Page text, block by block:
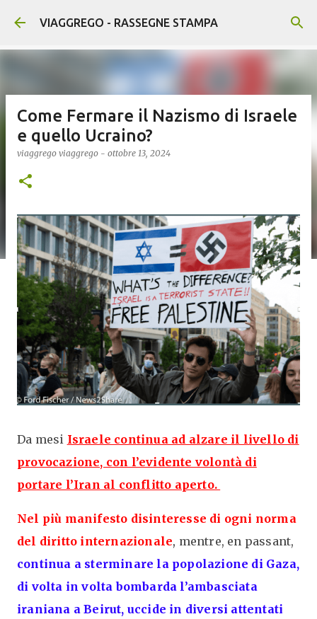
Passa ai contenuti principali
VIAGGREGO - RASSEGNE STAMPA
Come Fermare il Nazismo di Israele
e quello Ucraino?
viaggrego viaggrego - ottobre 13, 2024
Da mesi Israele continua ad alzare il livello di
provocazione, con l’evidente volontà di
portare l’Iran al conflitto aperto.
Nel più manifesto disinteresse di ogni norma
del diritto internazionale, mentre, en passant,
continua a sterminare la popolazione di Gaza,
di volta in volta bombarda l’ambasciata
iraniana a Beirut, uccide in diversi attentati